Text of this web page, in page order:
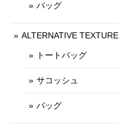
バッグ
ALTERNATIVE TEXTURE
トートバッグ
サコッシュ
バッグ